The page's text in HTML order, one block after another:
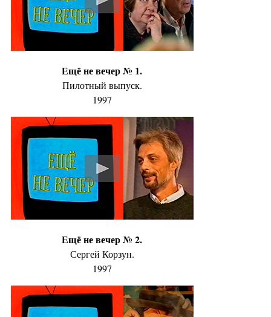
Ещё не вечер № 1.
Пилотный выпуск.
1997
Ещё не вечер № 2.
Сергей Корзун.
1997